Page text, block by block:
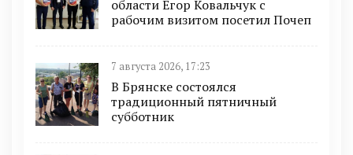
области Егор Ковальчук с
рабочим визитом посетил Почеп
7 августа 2026, 17:23
В Брянске состоялся
традиционный пятничный
субботник